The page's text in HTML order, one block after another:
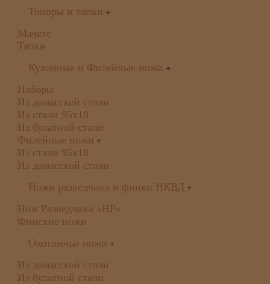
Топоры и тяпки +
Мачете
Тяпки
Кухонные и Филейные ножи +
Наборы
Из дамасской стали
Из стали 95х18
Из булатной стали
Филейные ножи +
Из стали 95х18
Из дамасской стали
Ножи разведчика и финки НКВД +
Нож Разведчика «НР»
Финские ножи
Охотничьи ножи +
Из дамасской стали
Из булатной стали